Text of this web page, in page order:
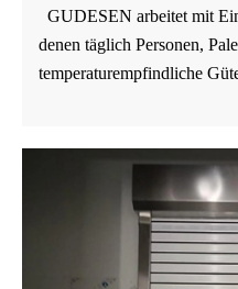
GUDESEN arbeitet mit
denen täglich Personen,
temperaturempfindliche
gravierenden Fehler. Sie
wiederholten
während ein Gabelstapler
der Führungsschiene oder
weiter öffnet, als der